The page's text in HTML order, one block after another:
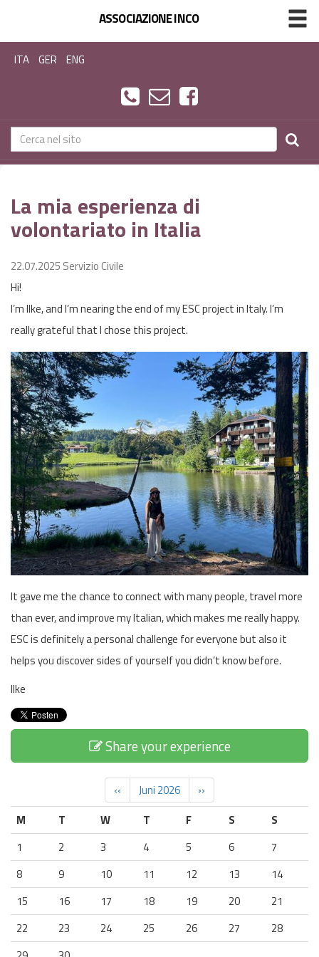
ASSOCIAZIONE INCO
ITA GER ENG
La mia esperienza di
volontariato in Italia
22.07.2025 Servizio Civile
Hi!
I’m Ilke, and I’m nearing the end of my ESC project in Italy. I’m
really grateful that I chose this project.
It gave me the chance to connect with many people, travel more
than ever, and improve my Italian, which makes me really happy.
ESC is definitely a personal challenge for everyone but also it
helps you discover sides of yourself you didn’t know before.
Ilke
Share your experience
‹‹ Juni 2026
››
M
T W T F S
S
1
2 3 4 5 6
7
8
9 10 11 12 13
14
15
16 17 18 19 20
21
22
23 24 25 26 27
28